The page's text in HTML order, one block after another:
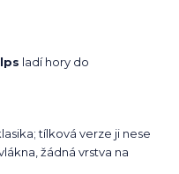
ladí hory do
tílková verze ji nese
žádná vrstva na